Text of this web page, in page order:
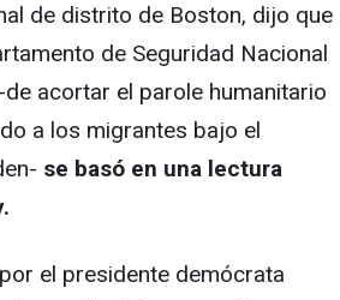
de distrito de Boston, dijo que
de Seguridad Nacional
acortar el parole humanitario
a los migrantes bajo el
se basó en una lectura
el presidente demócrata